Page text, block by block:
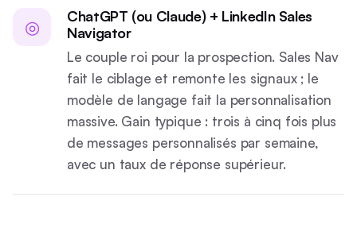
◎
ChatGPT (ou Claude) + LinkedIn Sales
Navigator
Le couple roi pour la prospection. Sales Nav
fait le ciblage et remonte les signaux ; le
modèle de langage fait la personnalisation
massive. Gain typique : trois à cinq fois plus
de messages personnalisés par semaine,
avec un taux de réponse supérieur.